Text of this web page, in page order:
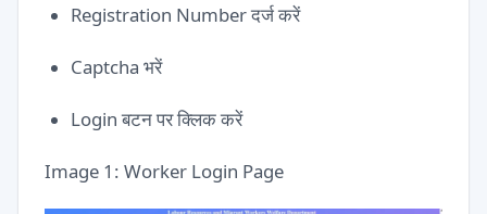
Registration Number दर्ज करें
Captcha भरें
Login बटन पर क्लिक करें
Image 1: Worker Login Page